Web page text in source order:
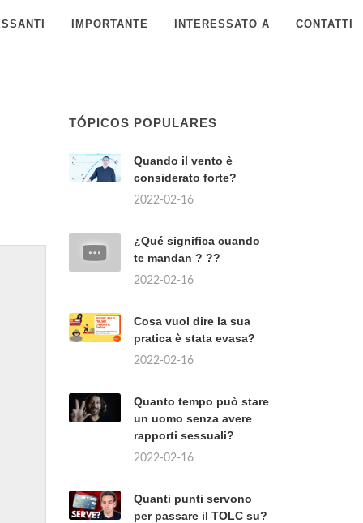
IMPORTANTE INTERESSATO A CONTATTI
TÓPICOS POPULARES
Quando il vento è
considerato forte?
2022-02-16
¿Qué significa cuando
te mandan ? ??
2022-02-16
Cosa vuol dire la sua
pratica è stata evasa?
2022-02-16
Quanto tempo può stare
un uomo senza avere
rapporti sessuali?
2022-02-16
Quanti punti servono
per passare il TOLC su?